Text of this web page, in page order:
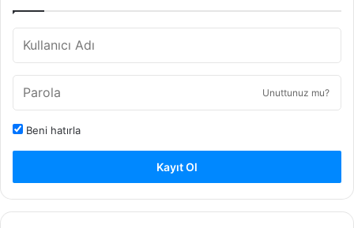
Unuttunuz mu?
Beni hatırla
Kayıt Ol